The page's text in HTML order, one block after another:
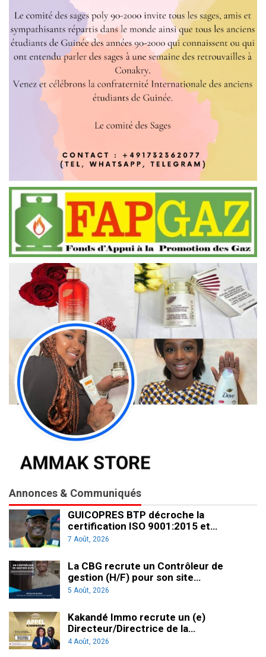
Annonces & Communiqués
GUICOPRES BTP décroche la
certification ISO 9001:2015 et…
7 Août, 2026
La CBG recrute un Contrôleur de
gestion (H/F) pour son site…
5 Août, 2026
Kakandé Immo recrute un (e)
Directeur/Directrice de la…
4 Août, 2026